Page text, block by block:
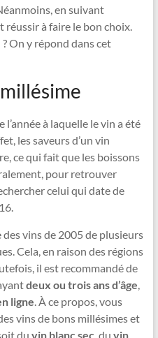
en suivant
à faire le bon choix.
On y répond dans cet
millésime
à laquelle le vin a été
les saveurs d’un vin
ce qui fait que les boissons
pour retrouver
celui qui date de
vins de 2005 de plusieurs
Cela, en raison des régions
il est recommandé de
deux ou trois ans d’âge,
ligne. À ce propos, vous
vins de bons millésimes et
du vin blanc sec, du vin